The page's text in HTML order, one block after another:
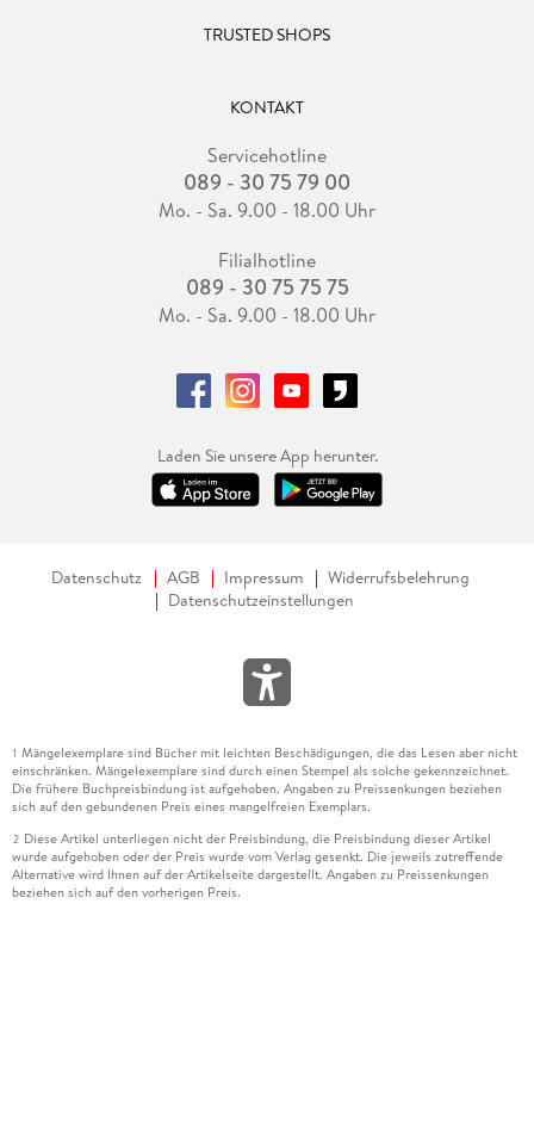
TRUSTED SHOPS
KONTAKT
Servicehotline
089 - 30 75 79 00
Mo. - Sa. 9.00 - 18.00 Uhr
Filialhotline
089 - 30 75 75 75
Mo. - Sa. 9.00 - 18.00 Uhr
Laden Sie unsere App herunter.
Datenschutz AGB Impressum
Widerrufsbelehrung
Datenschutzeinstellungen
1 Mängelexemplare sind Bücher mit leichten Beschädigungen, die das Lesen aber nicht
einschränken. Mängelexemplare sind durch einen Stempel als solche gekennzeichnet.
Die frühere Buchpreisbindung ist aufgehoben. Angaben zu Preissenkungen beziehen
sich auf den gebundenen Preis eines mangelfreien Exemplars.
2 Diese Artikel unterliegen nicht der Preisbindung, die Preisbindung dieser Artikel
wurde aufgehoben oder der Preis wurde vom Verlag gesenkt. Die jeweils zutreffende
Alternative wird Ihnen auf der Artikelseite dargestellt. Angaben zu Preissenkungen
beziehen sich auf den vorherigen Preis.